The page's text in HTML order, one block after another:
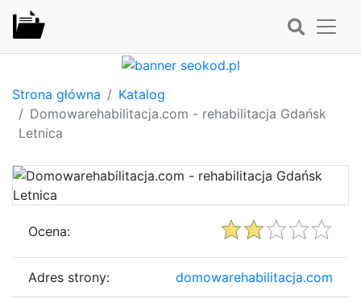
Strona główna
Katalog
Domowarehabilitacja.com - rehabilitacja Gdańsk
Letnica
Ocena:
Adres strony: domowarehabilitacja.com